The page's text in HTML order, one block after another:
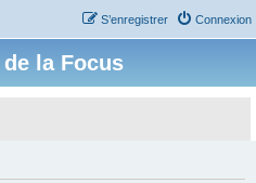
Connexion
S’enregistrer
la Focus